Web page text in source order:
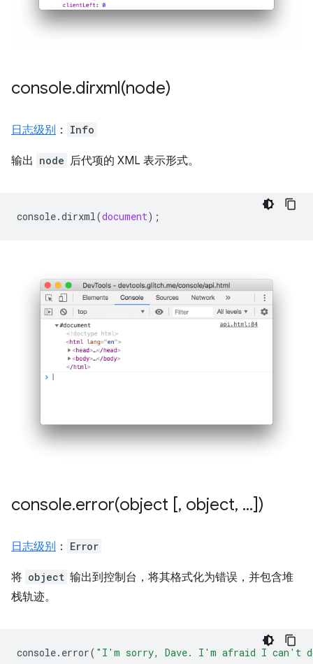
console.dirxml(node)
日志级别 ： Info
输出 node 后代项的 XML 表示形式。
console.dirxml(document);
console.error(object [, object, ...])
日志级别 ： Error
将 object 输出到控制台，将其格式化为错误，并包含堆
栈轨迹。
console. error( "I'm sorry, Dave. I'm afraid I can't